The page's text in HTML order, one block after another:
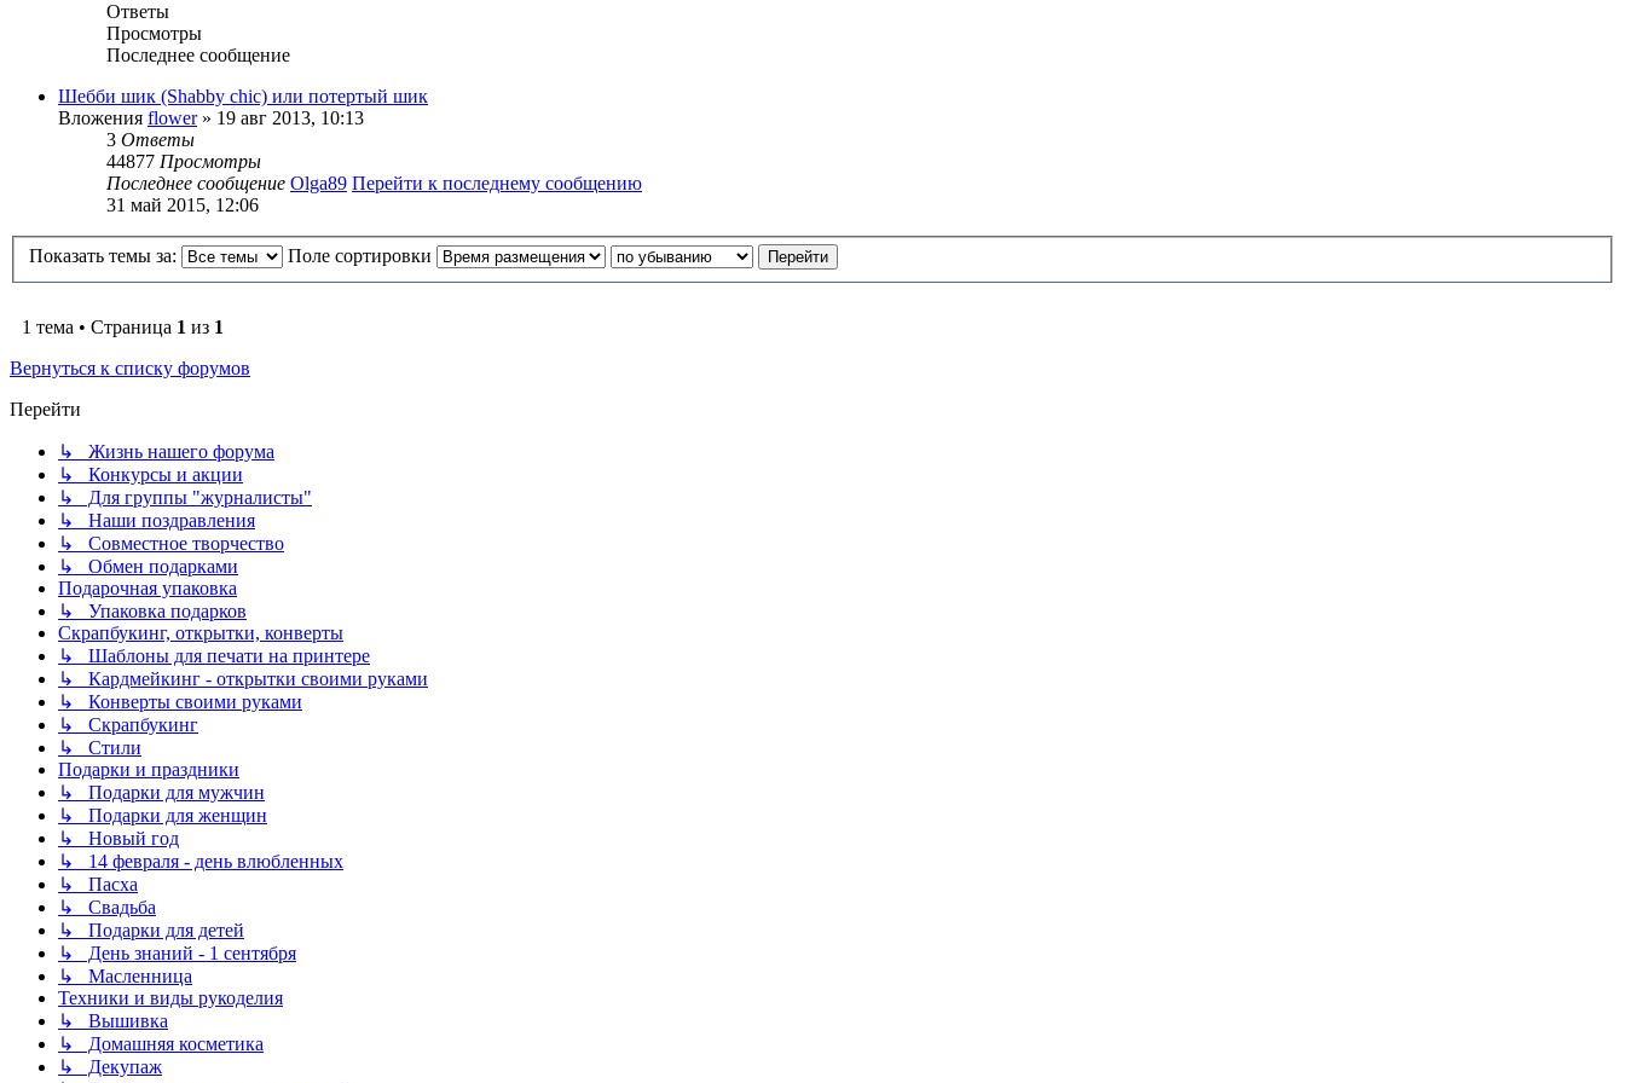
Ответы
Просмотры
Последнее сообщение
Шебби шик (Shabby chic) или потертый шик
Вложения flower» 19 авг 2013, 10:13
3 Ответы
44877 Просмотры
Последнее сообщение Olga89 Перейти к последнему сообщению
31 май 2015, 12:06
Показать темы за: Поле сортировки
1 тема • Страница 1 из 1
Вернуться к списку форумов
Перейти
↳ Жизнь нашего форума
↳ Конкурсы и акции
↳ Для группы "журналисты"
↳ Наши поздравления
↳ Совместное творчество
↳ Обмен подарками
Подарочная упаковка
↳ Упаковка подарков
Скрапбукинг, открытки, конверты
↳ Шаблоны для печати на принтере
↳ Кардмейкинг - открытки своими руками
↳ Конверты своими руками
↳ Скрапбукинг
↳ Стили
Подарки и праздники
↳ Подарки для мужчин
↳ Подарки для женщин
↳ Новый год
↳ 14 февраля - день влюбленных
↳ Пасха
↳ Свадьба
↳ Подарки для детей
↳ День знаний - 1 сентября
↳ Масленница
Техники и виды рукоделия
↳ Вышивка
↳ Домашняя косметика
↳ Декупаж